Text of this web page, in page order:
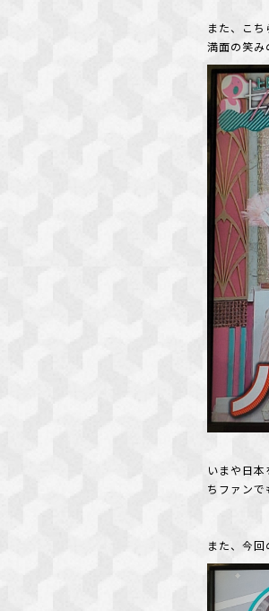
また、こち
満面の笑み
いまや日
ちファン
また、今